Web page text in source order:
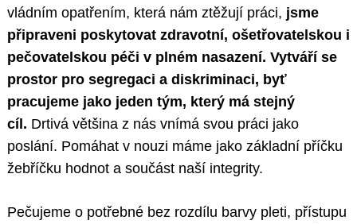
vládním opatřením, která nám ztěžují práci, jsme
připraveni poskytovat zdravotní, ošetřovatelskou i
pečovatelskou péči v plném nasazení. Vytváří se
prostor pro segregaci a diskriminaci, byť
pracujeme jako jeden tým, který má stejný
cíl. Drtivá většina z nás vnímá svou práci jako
poslání. Pomáhat v nouzi máme jako základní příčku
žebříčku hodnot a součást naší integrity.
Pečujeme o potřebné bez rozdílu barvy pleti, přístupu